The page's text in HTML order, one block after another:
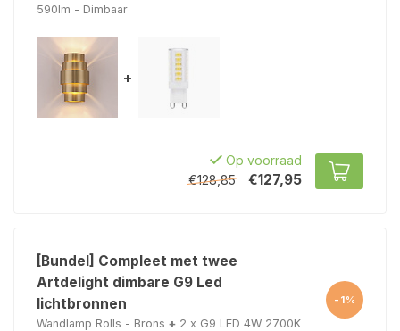
590lm - Dimbaar
+
Op voorraad
€128,85
€127,95
[Bundel] Compleet met twee
Artdelight dimbare G9 Led
lichtbronnen
Wandlamp Rolls - Brons + 2 x G9 LED 4W 2700K
-1%